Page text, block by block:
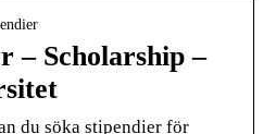
– Scholarship –
du söka stipendier för